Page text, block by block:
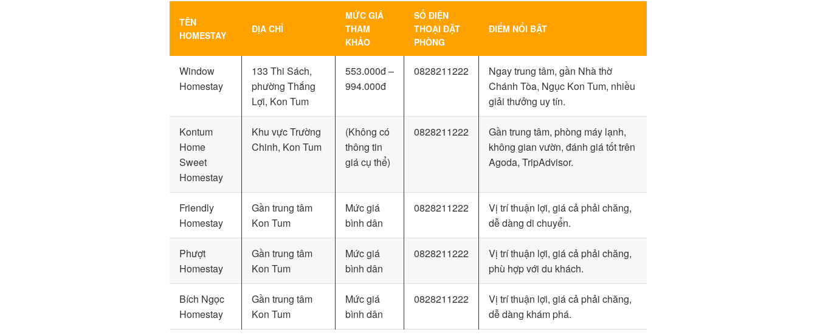
TÊN
HOMESTAY
ĐỊA CHỈ
MỨC GIÁ
THAM
KHẢO
SỐ ĐIỆN
THOẠI ĐẶT
PHÒNG
ĐIỂM NỔI BẬT
Window
Homestay
133 Thi Sách,
phường Thắng
Lợi, Kon Tum
553.000đ –
994.000đ
0828211222
Ngay trung tâm, gần Nhà thờ
Chánh Tòa, Ngục Kon Tum, nhiều
giải thưởng uy tín.
Kontum
Home
Sweet
Homestay
Khu vực Trường
Chinh, Kon Tum
(Không có
thông tin
giá cụ thể)
0828211222
Gần trung tâm, phòng máy lạnh,
không gian vườn, đánh giá tốt trên
Agoda, TripAdvisor.
Friendly
Homestay
Gần trung tâm
Kon Tum
Mức giá
bình dân
0828211222
Vị trí thuận lợi, giá cả phải chăng,
dễ dàng di chuyển.
Phượt
Homestay
Gần trung tâm
Kon Tum
Mức giá
bình dân
0828211222
Vị trí thuận lợi, giá cả phải chăng,
phù hợp với du khách.
Bích Ngọc
Homestay
Gần trung tâm
Kon Tum
Mức giá
bình dân
0828211222
Vị trí thuận lợi, giá cả phải chăng,
dễ dàng khám phá.